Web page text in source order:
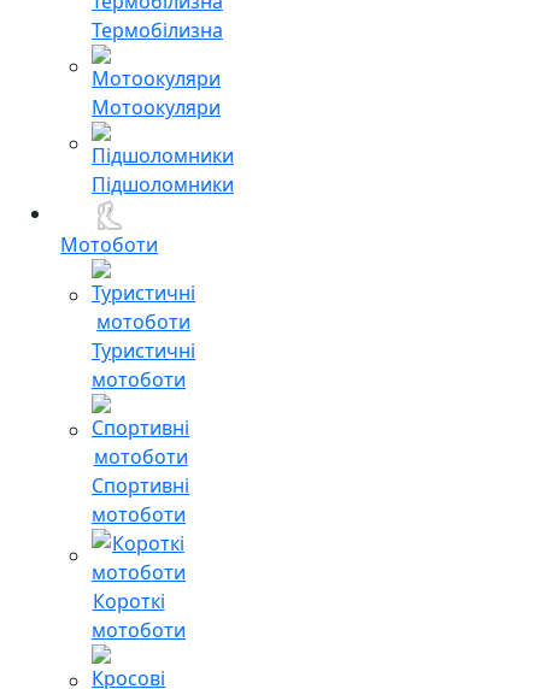
Термобілизна
Мотоокуляри
Підшоломники
Мотоботи
Туристичні
мотоботи
Спортивні
мотоботи
Короткі
мотоботи